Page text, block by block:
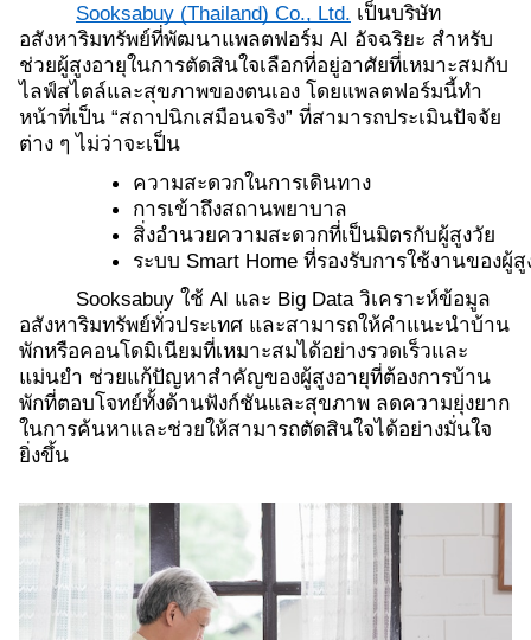
Sooksabuy (Thailand) Co., Ltd. เป็นบริษัท
อสังหาริมทรัพย์ที่พัฒนาแพลตฟอร์ม AI อัจฉริยะ สำหรับ
ช่วยผู้สูงอายุในการตัดสินใจเลือกที่อยู่อาศัยที่เหมาะสมกับ
ไลฟ์สไตล์และสุขภาพของตนเอง โดยแพลตฟอร์มนี้ทำ
หน้าที่เป็น “สถาปนิกเสมือนจริง” ที่สามารถประเมินปัจจัย
ต่าง ๆ ไม่ว่าจะเป็น
ความสะดวกในการเดินทาง
การเข้าถึงสถานพยาบาล
สิ่งอำนวยความสะดวกที่เป็นมิตรกับผู้สูงวัย
ระบบ Smart Home ที่รองรับการใช้งานของผู้สู
Sooksabuy ใช้ AI และ Big Data วิเคราะห์ข้อมูล
อสังหาริมทรัพย์ทั่วประเทศ และสามารถให้คำแนะนำบ้าน
พักหรือคอนโดมิเนียมที่เหมาะสมได้อย่างรวดเร็วและ
แม่นยำ ช่วยแก้ปัญหาสำคัญของผู้สูงอายุที่ต้องการบ้าน
พักที่ตอบโจทย์ทั้งด้านฟังก์ชันและสุขภาพ ลดความยุ่งยาก
ในการค้นหาและช่วยให้สามารถตัดสินใจได้อย่างมั่นใจ
ยิ่งขึ้น